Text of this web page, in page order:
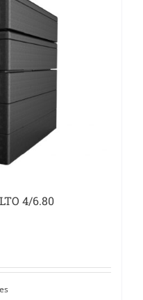
4/6.80